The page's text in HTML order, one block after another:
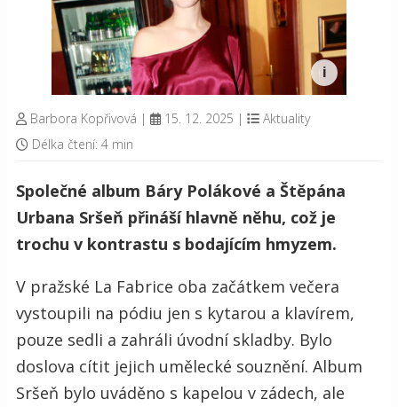
Barbora Kopřivová | 15. 12. 2025 |
Aktuality
Délka čtení: 4 min
Společné album Báry Polákové a Štěpána
Urbana Sršeň přináší hlavně něhu, což je
trochu v kontrastu s bodajícím hmyzem.
V pražské La Fabrice oba začátkem večera
vystoupili na pódiu jen s kytarou a klavírem,
pouze sedli a zahráli úvodní skladby. Bylo
doslova cítit jejich umělecké souznění. Album
Sršeň bylo uváděno s kapelou v zádech, ale